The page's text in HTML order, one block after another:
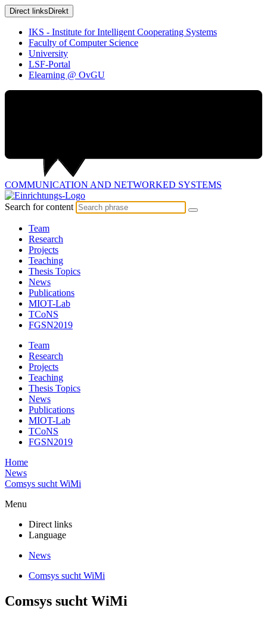
Direct links Direkt
IKS - Institute for Intelligent Cooperating Systems
Faculty of Computer Science
University
LSF-Portal
Elearning @ OvGU
COMMUNICATION AND NETWORKED SYSTEMS
Search for content
Team
Research
Projects
Teaching
Thesis Topics
News
Publications
MIOT-Lab
TCoNS
FGSN2019
Team
Research
Projects
Teaching
Thesis Topics
News
Publications
MIOT-Lab
TCoNS
FGSN2019
Home
News
Comsys sucht WiMi
Menu
Direct links
Language
News
Comsys sucht WiMi
Comsys sucht WiMi